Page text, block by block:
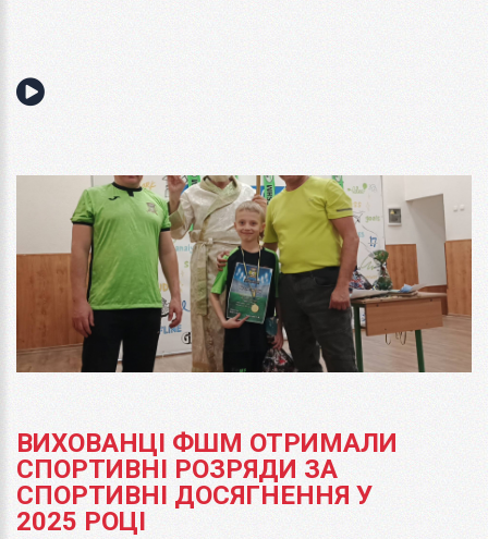
ВИХОВАНЦІ ФШМ ОТРИМАЛИ
СПОРТИВНІ РОЗРЯДИ ЗА
СПОРТИВНІ ДОСЯГНЕННЯ У
2025 РОЦІ